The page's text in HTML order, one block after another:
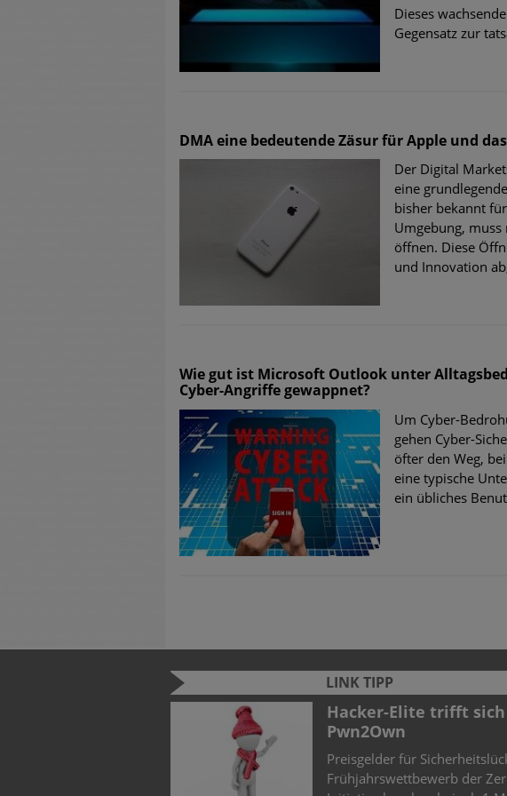
Dieses
Gegensatz zur
DMA eine bedeutende Zäsur für Apple und
Der Digital
eine
bisher bekannt
Umgebung,
öffnen. Diese
und Innovation
Wie gut ist Microsoft Outlook unter
Cyber-Angriffe gewappnet?
Um Cyber-
gehen Cyber-
öfter den Weg,
eine typische
ein übliches
LINK TIPP
Hacker-Elite trifft sich zum
Preisgelder für Sicherheitslücken beim
Frühjahrswettbewerb der Zero Day